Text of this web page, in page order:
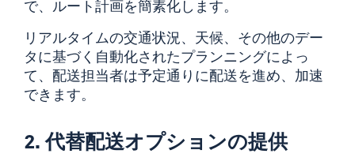
で、ルート計画を簡素化します。
リアルタイムの交通状況、天候、その他のデー
タに基づく自動化されたプランニングによっ
て、配送担当者は予定通りに配送を進め、加速
できます。
2. 代替配送オプションの提供